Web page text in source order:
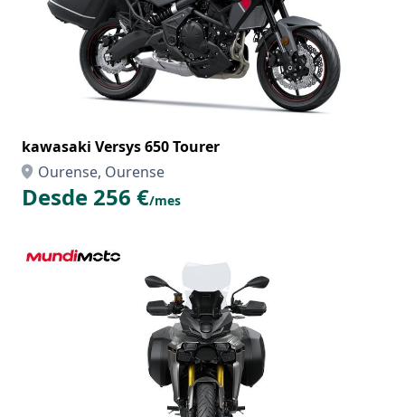
kawasaki Versys 650 Tourer
Ourense, Ourense
Desde 256 €/mes